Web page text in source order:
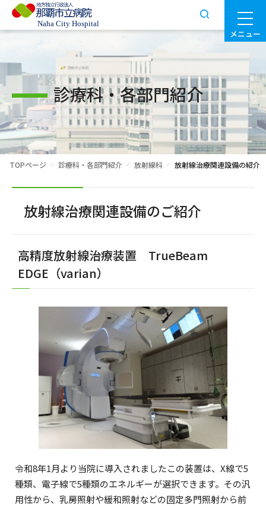
メニュー
診療科・各部門紹介
TOPページ 診療科・各部門紹介 放射線科 放射線治療関連設備の紹介
放射線治療関連設備のご紹介
高精度放射線治療装置 TrueBeam
EDGE（varian）
令和8年1月より当院に導入されましたこの装置は、X線で5
種類、電子線で5種類のエネルギーが選択できます。その汎
用性から、乳房照射や緩和照射などの固定多門照射から前